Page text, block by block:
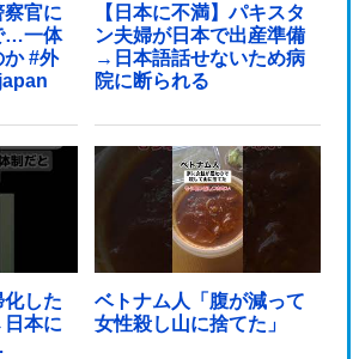
察官に
…一体
か #外
【日本に不満】パキスタ
ン夫婦が日本で出産準備
→日本語話せないため病
院に断られる
化した
本に
ベトナム人「腹が減って
女性殺し山に捨てた」